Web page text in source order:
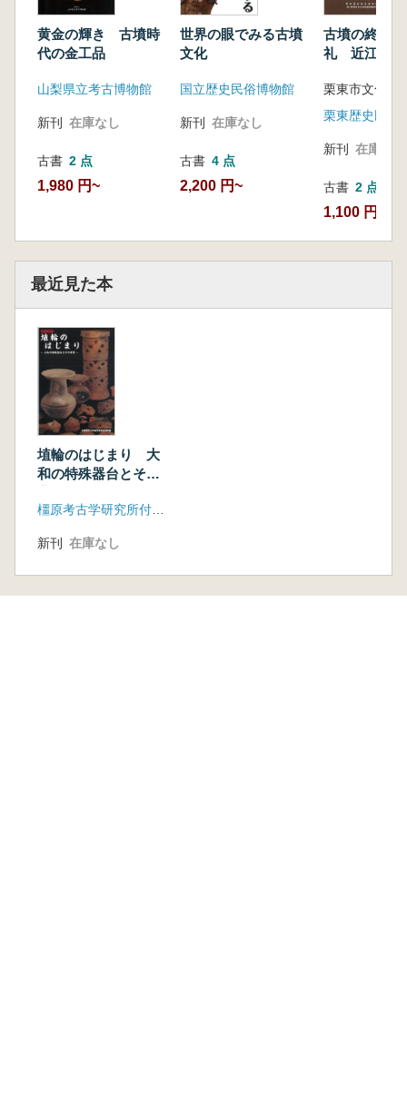
黄金の輝き 古墳時
代の金工品
山梨県立考古博物館
新刊 在庫なし
古書 2 点
1,980 円~
世界の眼でみる古墳
文化
国立歴史民俗博物館
新刊 在庫なし
古書 4 点
2,200 円~
古墳の終焉
礼 近江の終
栗東歴史民俗
新刊 在庫なし
古書 2 点
1,100 円~
最近見た本
埴輪のはじまり 大
和の特殊器台とその
新刊 在庫なし